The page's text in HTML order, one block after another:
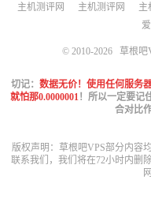
主机测评网
主机测评网 主
© 2010-2026 草根吧
切记： 数据无价！使用任何服务
就怕那0.0000001！所以一定要记
合对比
版权声明：草根吧VPS部分内容
联系我们，我们将在72小时内删